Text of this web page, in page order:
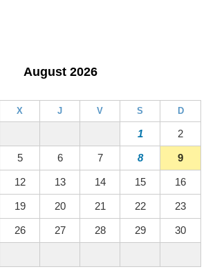
August 2026
X J V S D
1 2
5 6 7 8 9
12 13 14 15 16
19 20 21 22 23
26 27 28 29 30